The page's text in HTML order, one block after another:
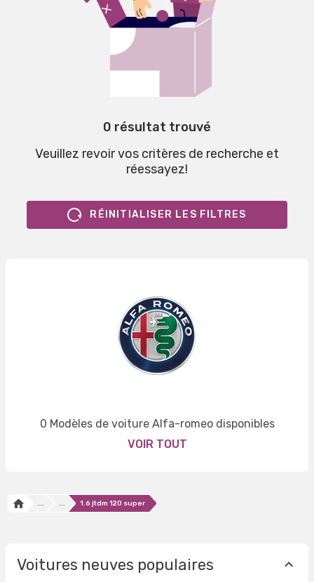
0 résultat trouvé
Veuillez revoir vos critères de recherche et
réessayez!
RÉINITIALISER LES FILTRES
0 Modèles de voiture Alfa-romeo disponibles
VOIR TOUT
... ... 1.6 jtdm 120 super
Voitures neuves populaires